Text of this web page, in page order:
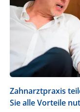
geliefert.
Ökosystem,
skalierbare
Zahnarztpraxis
Sie alle Vorteile